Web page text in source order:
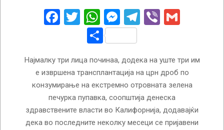
Facebook
TwitterWhatsApp
Messenger
Telegram
Viber
Share
Најмалку три лица починаа, додека на уште три им
е извршена трансплантација на црн дроб по
конзумирање на екстремно отровната зелена
печурка пупавка, соопштија денеска
здравствените власти во Калифорнија, додавајќи
дека во последните неколку месеци се пријавени